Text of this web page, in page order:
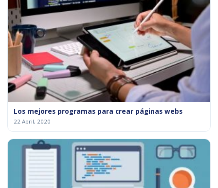
Los mejores programas para crear páginas webs
22 Abril, 2020